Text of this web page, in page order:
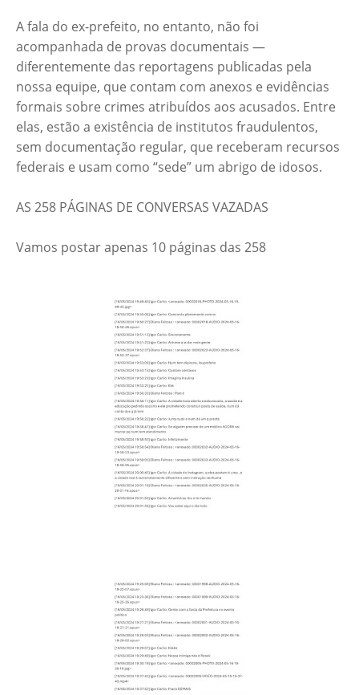
A fala do ex-prefeito, no entanto, não foi
acompanhada de provas documentais —
diferentemente das reportagens publicadas pela
nossa equipe, que contam com anexos e evidências
formais sobre crimes atribuídos aos acusados. Entre
elas, estão a existência de institutos fraudulentos,
sem documentação regular, que receberam recursos
federais e usam como “sede” um abrigo de idosos.
AS 258 PÁGINAS DE CONVERSAS VAZADAS
Vamos postar apenas 10 páginas das 258